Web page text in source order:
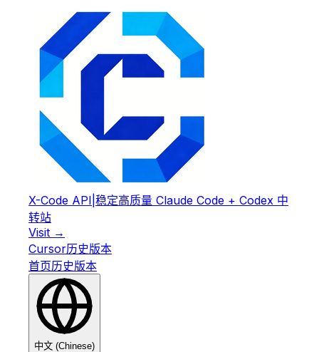
X-Code API 稳定高质量 Claude Code + Codex 中
转站
Visit →
Cursor历史版本
首页历史版本
中文 (Chinese)